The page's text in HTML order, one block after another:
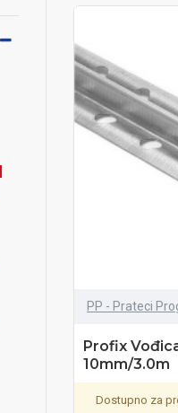
PP - Prateci
Profix
10mm/3.0m
Dostupno za